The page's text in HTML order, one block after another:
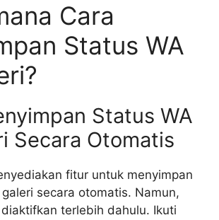
Cara
Status WA
Status WA
Secara Otomatis
fitur untuk menyimpan
secara otomatis. Namun,
terlebih dahulu. Ikuti